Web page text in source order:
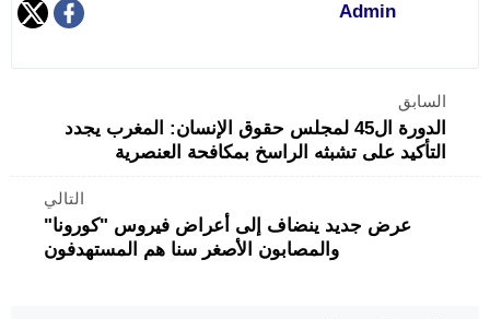
Admin
السابق
الدورة ال45 لمجلس حقوق الإنسان: المغرب يجدد
التأكيد على تشبثه الراسخ بمكافحة العنصرية
التالي
عرض جديد ينضاف إلى أعراض فيروس "كورونا"
والمصابون الأصغر سنا هم المستهدفون